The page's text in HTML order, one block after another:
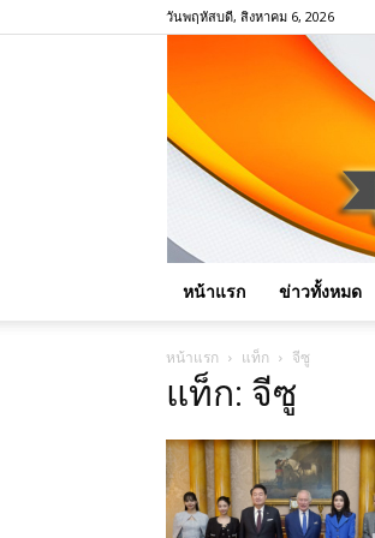
วันพฤหัสบดี, สิงหาคม 6, 2026
หน้าแรก ข่าวทั้งหมด
หน้าแรก แท็ก จีซู
แท็ก: จีซู